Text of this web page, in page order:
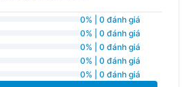
0% | 0 đánh giá
0% | 0 đánh giá
0% | 0 đánh giá
0% | 0 đánh giá
0% | 0 đánh giá